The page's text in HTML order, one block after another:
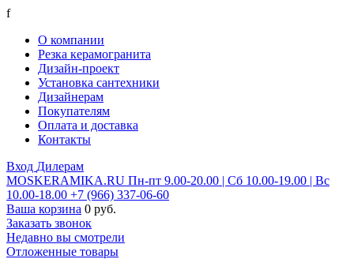
f
О компании
Резка керамогранита
Дизайн-проект
Установка сантехники
Дизайнерам
Покупателям
Оплата и доставка
Контакты
Вход Дилерам
MOSKERAMIKA.RU Пн-пт 9.00-20.00 | Сб 10.00-19.00 | Вс
10.00-18.00 +7 (966) 337-06-60
Ваша корзина 0 руб.
Заказать звонок
Недавно вы смотрели
Отложенные товары